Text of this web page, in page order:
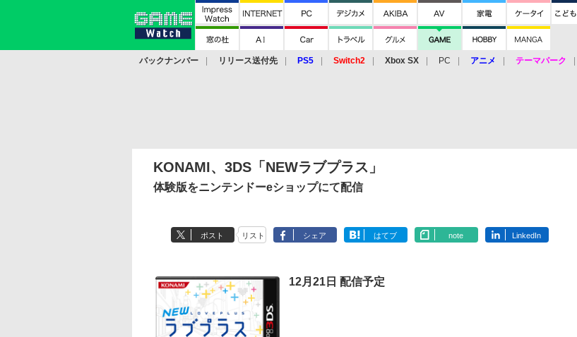
バックナンバー リリース送付先 PS5 Switch2 Xbox SX PC アニメ テーマパーク
KONAMI、3DS「NEWラブプラス」
体験版をニンテンドーeショップにて配信
ポスト リスト シェア はてブ note LinkedIn
12月21日 配信予定